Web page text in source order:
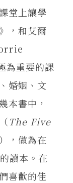
堂上讓學
，和艾爾
為重要的課
婚姻、文
本書中，
The Five
），做為在
讀本。在
喜歡的佳